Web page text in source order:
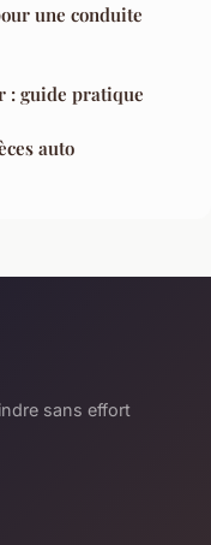
une conduite
: guide pratique
auto
sans effort